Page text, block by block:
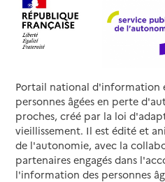
Portail national d'information
personnes âgées en perte
proches, créé par la loi
vieillissement. Il est édité et
de l'autonomie, avec la
partenaires engagés dans
l'information des personnes